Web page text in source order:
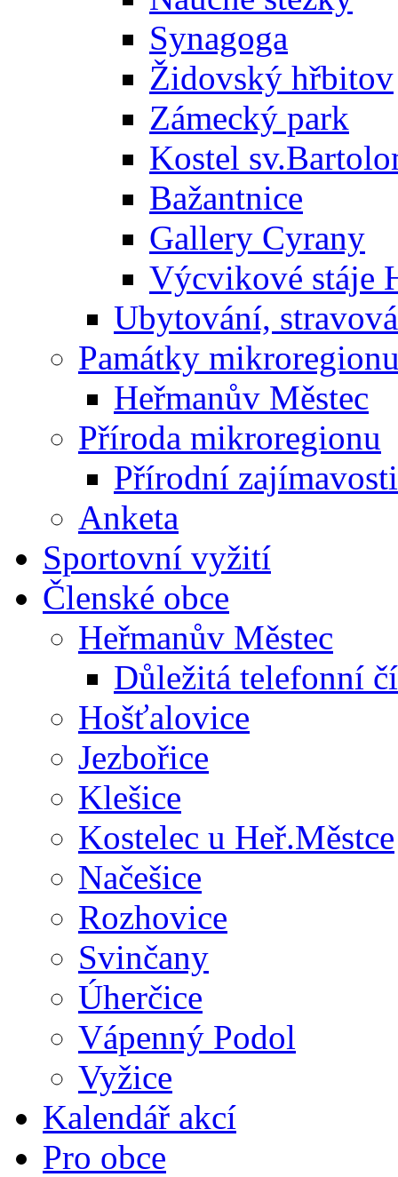
Synagoga
Židovský hřbitov
Zámecký park
Kostel
Bažantnice
Gallery Cyrany
Výcvikové stáje
Ubytování,
Památky
Heřmanův Městec
Příroda mikroregionu
Přírodní zajímavosti
Anketa
Sportovní vyžití
Členské obce
Heřmanův Městec
Důležitá telefonní
Hošťalovice
Jezbořice
Klešice
Kostelec u Heř.Městce
Načešice
Rozhovice
Svinčany
Úherčice
Vápenný Podol
Vyžice
Kalendář akcí
Pro obce